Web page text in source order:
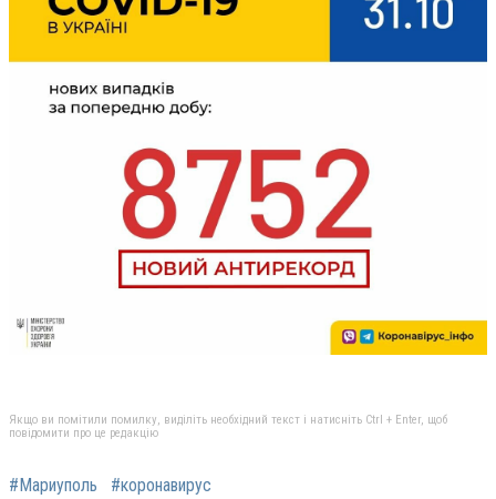
Якщо ви помітили помилку, виділіть необхідний текст і натисніть Ctrl + Enter, щоб
повідомити про це редакцію
#Мариуполь #коронавирус